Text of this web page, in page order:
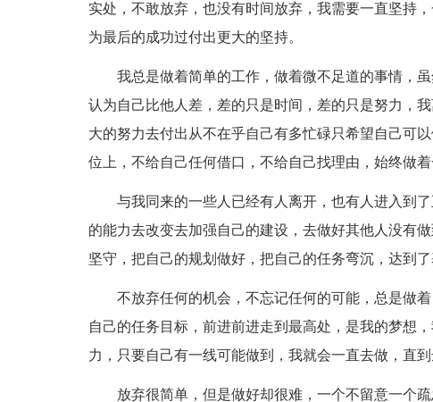
实处，不敢放弃，也没有时间放弃，我需要一直坚持
为最后的成功过付出更大的坚持。
我总是做着简单的工作，做着微不足道的事情，
认为自己比他人差，差的只是时间，差的只是努力，
大的努力去付出从不在乎自己有多忙碌只希望自己可
位上，不给自己任何借口，不给自己找理由，始终做
与我同来的一些人已经有人离开，也有人进入到
的能力去改变去加强自己的建设，去做好其他人没有
坚守，把自己的规划做好，把自己的任务弯沉，达到
不放弃任何的机会，不忘记任何的可能，总是做
自己的任务目标，前进前进走到最高处，是我的梦想
力，只要自己有一线可能做到，我就会一直去做，直
放弃很简单，但是做好却很难，一个不留意一个